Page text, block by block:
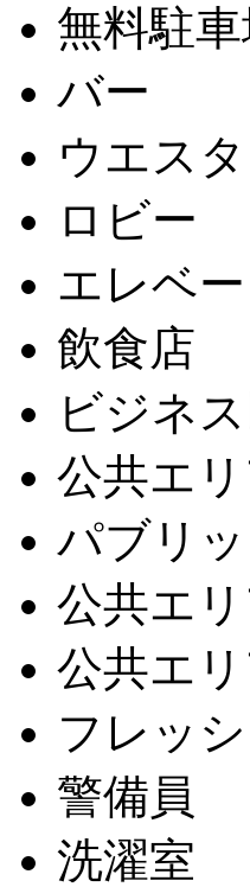
無料駐
バー
ウエス
ロビー
エレベ
飲食店
ビジネ
公共エ
パブリ
公共エ
公共エ
フレッ
警備員
洗濯室